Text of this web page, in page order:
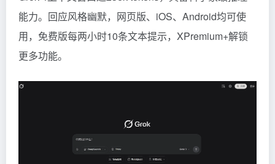
能力。回应风格幽默，网页版、iOS、Android均可使
用，免费版每两小时10条文本提示，XPremium+解锁
更多功能。